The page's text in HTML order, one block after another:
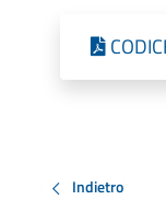
Indietro